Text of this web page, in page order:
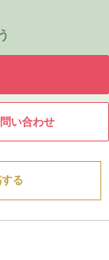
い合わせ
る